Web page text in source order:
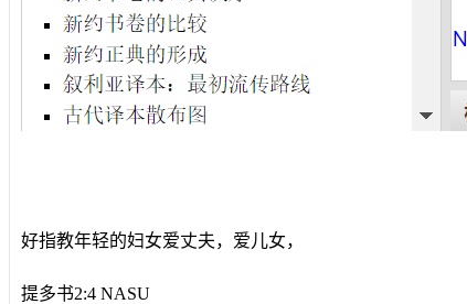
好指教年轻的妇女爱丈夫，爱儿女，
提多书2:4 NASU